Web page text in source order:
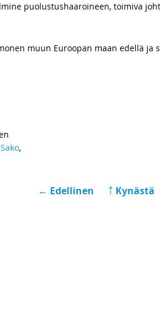
puolustushaaroineen, toimiva
muun Euroopan maan edellä
Sako,
← Edellinen ￪ Kynästä